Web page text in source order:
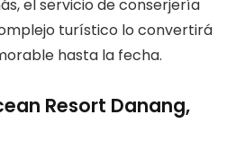
el servicio de conserjería
turístico lo convertirá
hasta la fecha.
Resort Danang,